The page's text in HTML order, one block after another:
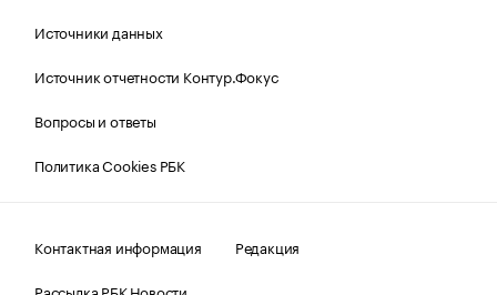
Источники данных
Источник отчетности Контур.Фокус
Вопросы и ответы
Политика Cookies РБК
Контактная информация
Редакция